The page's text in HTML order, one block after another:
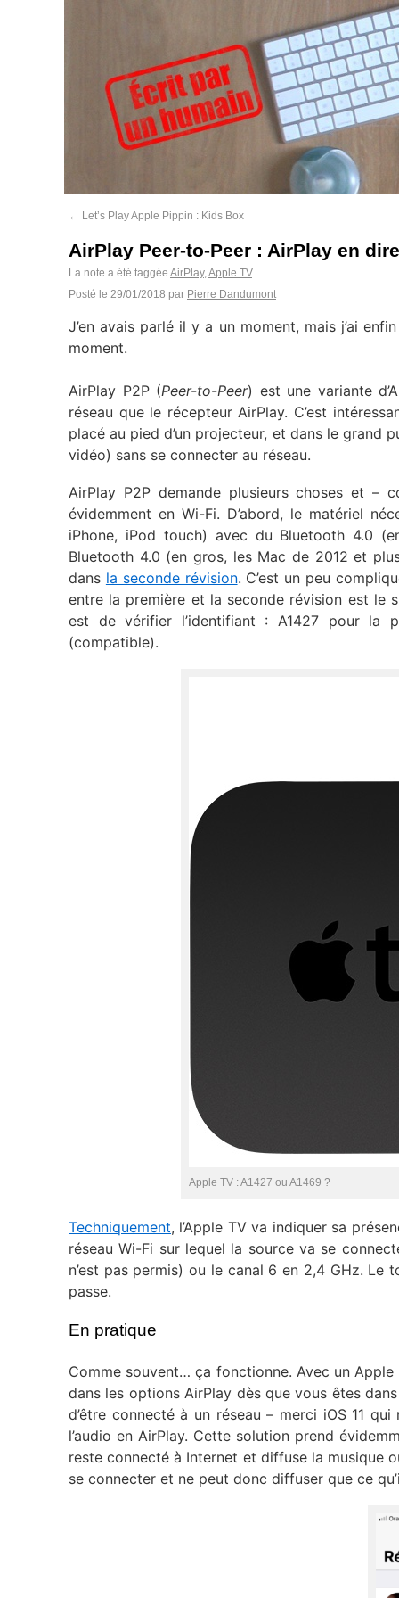
← Let’s Play Apple Pippin : Kids Box
AirPlay Peer-to-Peer : AirPlay en
La note a été taggée AirPlay,Apple TV.
Posté le 29/01/2018 par Pierre Dandumont
J’en avais parlé il y a un moment, mais j’ai
moment.
AirPlay P2P (Peer-to-Peer) est une variante
réseau que le récepteur AirPlay. C’est
placé au pied d’un projecteur, et dans le grand
vidéo) sans se connecter au réseau.
AirPlay P2P demande plusieurs choses et –
évidemment en Wi-Fi. D’abord, le matériel
iPhone, iPod touch) avec du Bluetooth 4.0
Bluetooth 4.0 (en gros, les Mac de 2012 et
dans la seconde révision. C’est un peu
entre la première et la seconde révision est le
est de vérifier l’identifiant : A1427 pour la
(compatible).
Apple TV : A1427 ou A1469 ?
Techniquement, l’Apple TV va indiquer sa
réseau Wi-Fi sur lequel la source va se
n’est pas permis) ou le canal 6 en 2,4 GHz.
passe.
En pratique
Comme souvent… ça fonctionne. Avec un
dans les options AirPlay dès que vous êtes
d’être connecté à un réseau – merci iOS 11
l’audio en AirPlay. Cette solution prend
reste connecté à Internet et diffuse la musique
se connecter et ne peut donc diffuser que ce